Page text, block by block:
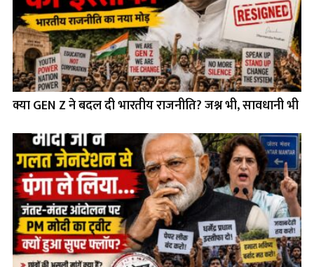
क्या GEN Z ने बदल दी भारतीय राजनीति? जश्न भी, सावधानी भी